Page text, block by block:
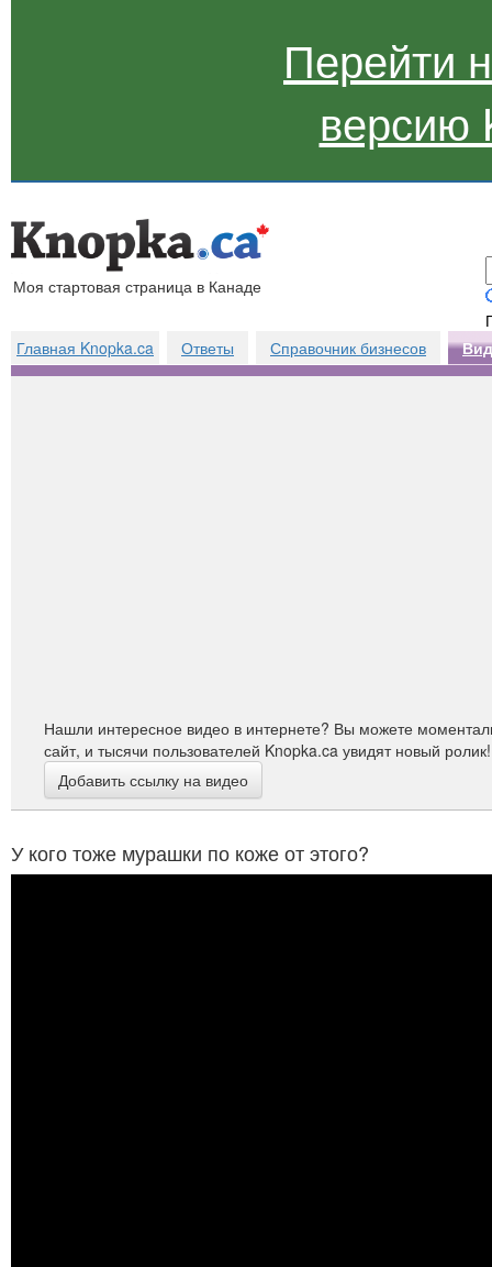
Перейти
версию
Моя стартовая страница в Канаде
Главная Knopka.ca
Ответы Справочник бизнесов
Нашли интересное видео в интернете? Вы можете
сайт, и тысячи пользователей Knopka.ca увидят новый ролик!
Добавить ссылку на видео
У кого тоже мурашки по коже от этого?